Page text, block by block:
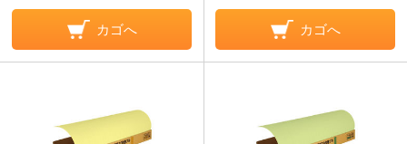
カゴへ カゴへ